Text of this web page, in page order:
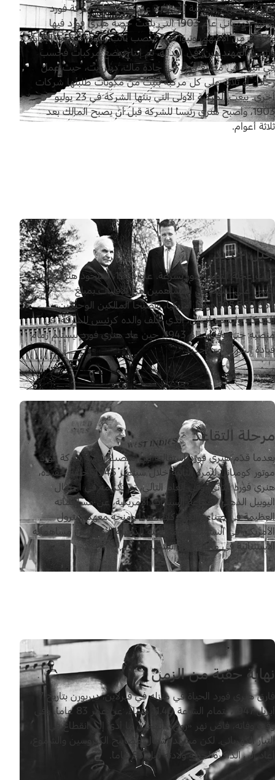
تغيّر وجه تاريخ المركبة إلى الأبد عندما تأسست شركة فورد
موتور كومباني عام 1903 التي بلغت حصة هنري فورد فيها
%25.5 من الأسهم، وتبوّأ فيها منصب نائب رئيس مجلس الإدارة
ورئيس المهندسين. في البداية، تم إنتاج بضع مركبات فحسب
في اليوم في مصنع فورد في جادة ماك، ديترويت، حيث عمل
رجلان أو ثلاثة على كل مركبة بُنيت من مكوّنات طلبتها شركات
أخرى. بيعت المركبة الأولى التي بنتها الشركة في 23 يوليو
1903، وأصبح هنري رئيساً للشركة قبل أن يصبح المالك بعد
ثلاثة أعوام.
جيل جديد
كانت عجلة التطوّر تدور بسرعة. عام 1919، استحوذ هنري وابنه
إدسل على أسهم كل المساهمين من الأقليات بمبلغ
105,568,858 دولاراً أمريكياً، وأصبحا المالكَين الوحيدَين
للشركة. واستمر إدسل، الذي خلف والده كرئيس للشركة، في
منصبه حتى وفاته عام 1943، حين عاد هنري فورد ليستلم زمام
قيادة الشركة من جديد.
مرحلة التقاعد
بعدما قدّم هنري فورد استقالته من منصب رئاسة شركة فورد
موتور كومباني للمرة الثانية خلال سبتمبر 1945، خلفه حفيده،
هنري فورد الثاني. وفي العام التالي، تم تكريمه في احتفال
اليوبيل الذهبي لصناعة السيارات الأمريكية، عن مساهماته
العظيمة في صناعة المحرّكات. هذا ومنحه معهد البترول
الأمريكي في السنة عينها ميداليته الذهبية الأولى عن مساهماته
الاستثنائية في مجال رفاه البشرية.
نهاية حقبة من الزمن
فارق هنري فورد الحياة في منزله في فيرلاين، ديربورن بتاريخ 7
أبريل 1947، بتمام الساعة 11.40 مساءً، عن عمر 83 عاماً. وفي
وقت وفاته، فاض نهر «روج» المحلي ما أدى إلى انقطاع في
التيار الكهربائي. لكن مشهد إشعال مصابيح الكيروسين والشموع،
أعاد إلى الذاكرة لحظة ولادته قبل 83 عاماً.